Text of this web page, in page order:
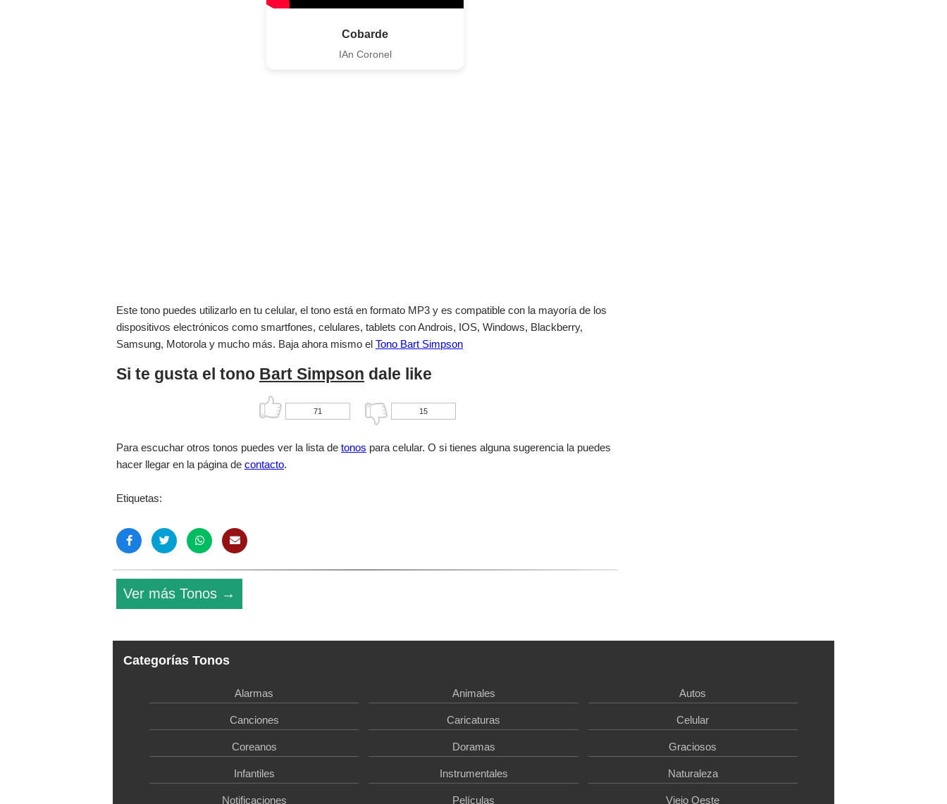
Cobarde
IAn Coronel
Este tono puedes utilizarlo en tu celular, el tono está en formato MP3 y es compatible con la mayoría de los
dispositivos electrónicos como smartfones, celulares, tablets con Androis, IOS, Windows, Blackberry,
Samsung, Motorola y mucho más. Baja ahora mismo el Tono Bart Simpson
Si te gusta el tono Bart Simpson dale like
71 15
Para escuchar otros tonos puedes ver la lista de tonos para celular. O si tienes alguna sugerencia la puedes
hacer llegar en la página de contacto.
Etiquetas:
Ver más Tonos →
Categorías Tonos
Alarmas Animales Autos
Canciones Caricaturas Celular
Coreanos Doramas Graciosos
Infantiles Instrumentales Naturaleza
Notificaciones Películas Viejo Oeste